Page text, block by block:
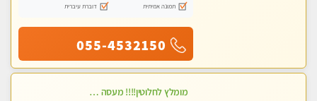
תמונה אמיתית
דוברת עיברית
055-4532150
מומלץ לחלוטין!!!! מעסה מקצועית מהממת ואיכותית פרטי!!!לזוגות +לבית המלון - ללא מין !!